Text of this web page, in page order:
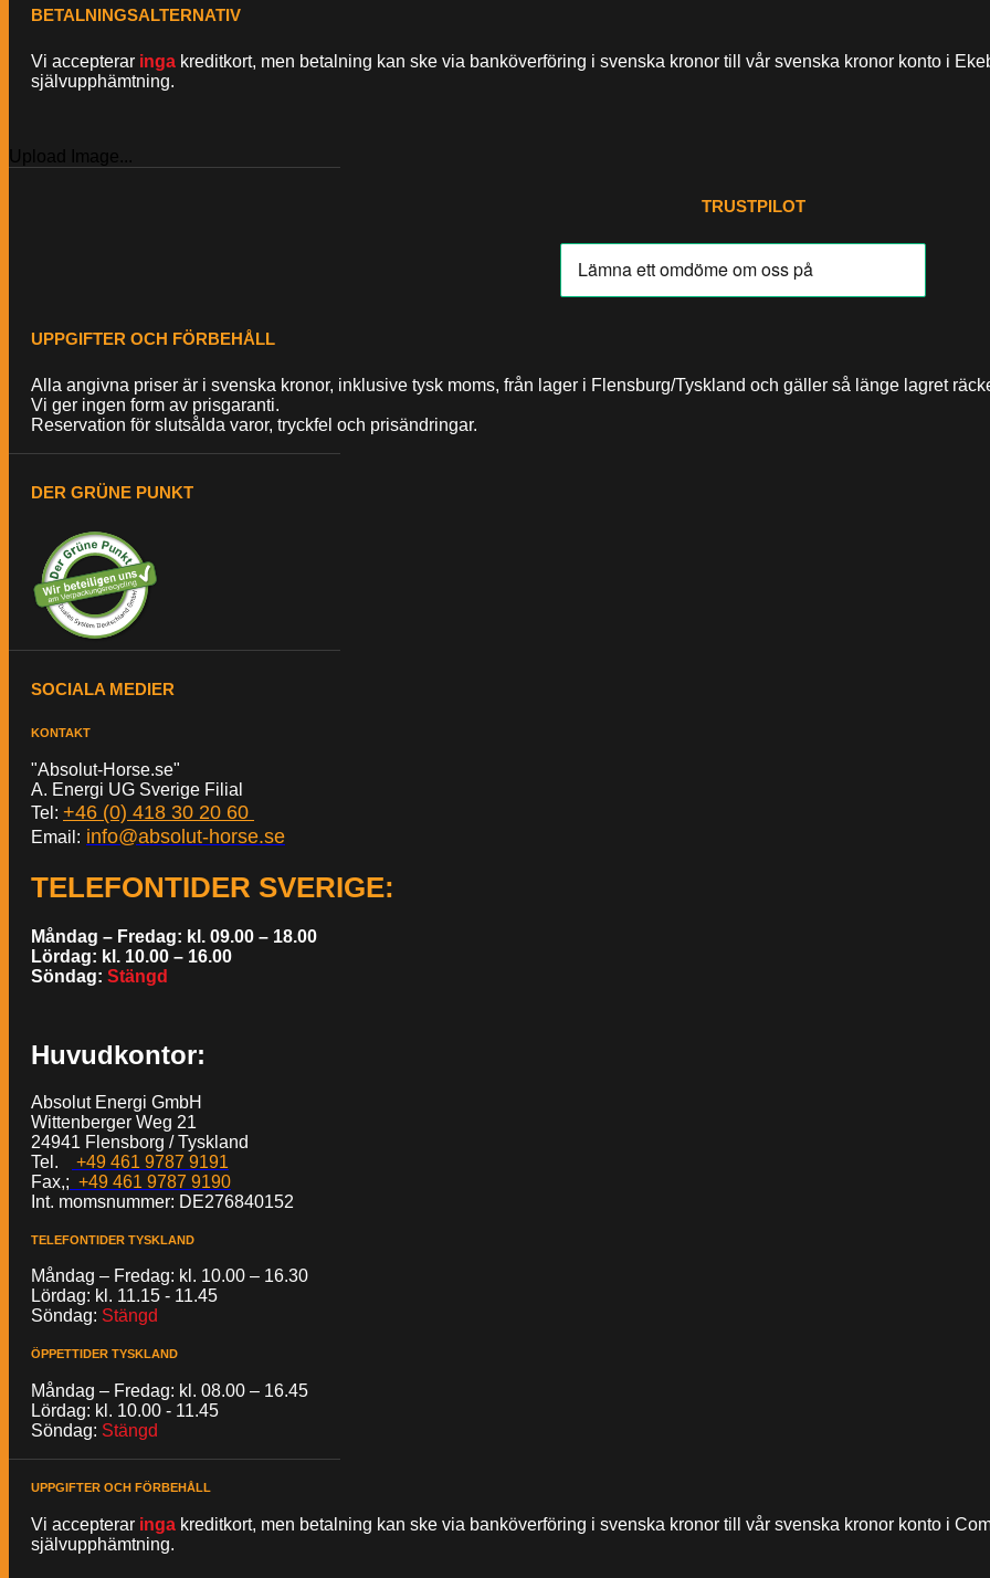
BETALNINGSALTERNATIV
Vi accepterar inga kreditkort, men betalning kan ske via banköverföring i svenska kronor till vår svenska kronor konto i
självupphämtning.
Upload Image...
TRUSTPILOT
UPPGIFTER OCH FÖRBEHÅLL
Alla angivna priser är i svenska kronor, inklusive tysk moms, från lager i Flensburg/Tyskland och gäller så länge lagret
Vi ger ingen form av prisgaranti.
Reservation för slutsålda varor, tryckfel och prisändringar.
DER GRÜNE PUNKT
SOCIALA MEDIER
KONTAKT
"Absolut-Horse.se"
A. Energi UG Sverige Filial
Tel: +46 (0) 418 30 20 60
Email: info@absolut-horse.se
TELEFONTIDER SVERIGE:
Måndag – Fredag: kl. 09.00 – 18.00
Lördag: kl. 10.00 – 16.00
Söndag: Stängd
Huvudkontor:
Absolut Energi GmbH
Wittenberger Weg 21
24941 Flensborg / Tyskland
Tel.
+49 461 9787 9191
Fax,; +49 461 9787 9190
Int. momsnummer: DE276840152
TELEFONTIDER TYSKLAND
Måndag – Fredag: kl. 10.00 – 16.30
Lördag: kl. 11.15 - 11.45
Söndag: Stängd
ÖPPETTIDER TYSKLAND
Måndag – Fredag: kl. 08.00 – 16.45
Lördag: kl. 10.00 - 11.45
Söndag: Stängd
UPPGIFTER OCH FÖRBEHÅLL
Vi accepterar inga kreditkort, men betalning kan ske via banköverföring i svenska kronor till vår svenska kronor konto i
självupphämtning.